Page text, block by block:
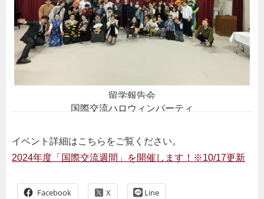
留学報告会
国際交流ハロウィンパーティ
イベント詳細はこちらをご覧ください。
2024年度「国際交流週間」を開催します！※10/17更新
Facebook Line